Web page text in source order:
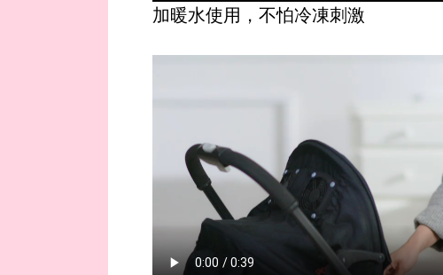
加暖水使用，不怕冷凍刺激